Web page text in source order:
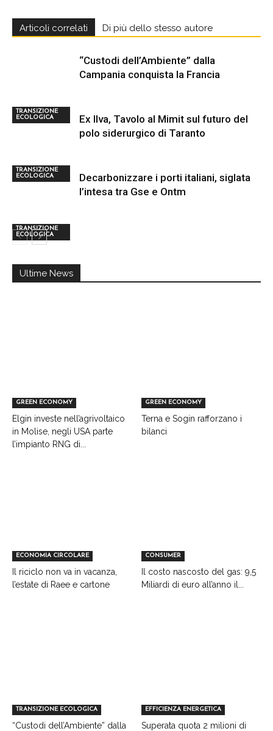
Articoli correlati Di più dello stesso autore
TRANSIZIONE
ECOLOGICA
“Custodi dell’Ambiente” dalla
Campania conquista la Francia
TRANSIZIONE
ECOLOGICA
Ex Ilva, Tavolo al Mimit sul futuro del
polo siderurgico di Taranto
TRANSIZIONE
ECOLOGICA
Decarbonizzare i porti italiani, siglata
l’intesa tra Gse e Ontm
Ultime News
GREEN ECONOMY
Elgin investe nell’agrivoltaico
in Molise, negli USA parte
l’impianto RNG di...
GREEN ECONOMY
Terna e Sogin rafforzano i
bilanci
ECONOMIA CIRCOLARE
Il riciclo non va in vacanza,
l’estate di Raee e cartone
CONSUMER
Il costo nascosto del gas: 9,5
Miliardi di euro all’anno il...
TRANSIZIONE ECOLOGICA
“Custodi dell’Ambiente” dalla
EFFICIENZA ENERGETICA
Superata quota 2 milioni di